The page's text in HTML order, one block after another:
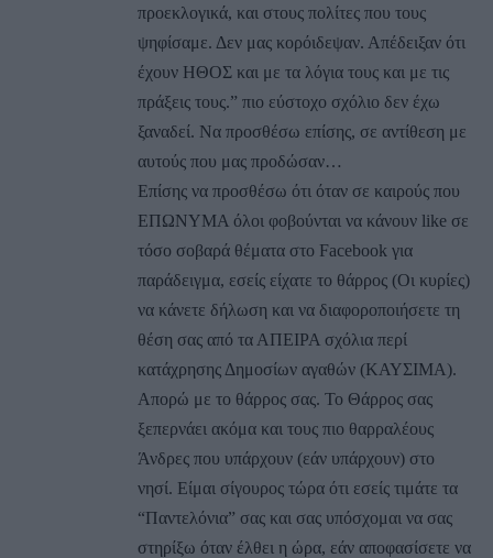
προεκλογικά, και στους πολίτες που τους
ψηφίσαμε. Δεν μας κορόιδεψαν. Απέδειξαν ότι
έχουν ΗΘΟΣ και με τα λόγια τους και με τις
πράξεις τους.” πιο εύστοχο σχόλιο δεν έχω
ξαναδεί. Να προσθέσω επίσης, σε αντίθεση με
αυτούς που μας προδώσαν…
Επίσης να προσθέσω ότι όταν σε καιρούς που
ΕΠΩΝΥΜΑ όλοι φοβούνται να κάνουν like σε
τόσο σοβαρά θέματα στο Facebook για
παράδειγμα, εσείς είχατε το θάρρος (Οι κυρίες)
να κάνετε δήλωση και να διαφοροποιήσετε τη
θέση σας από τα ΑΠΕΙΡΑ σχόλια περί
κατάχρησης Δημοσίων αγαθών (ΚΑΥΣΙΜΑ).
Απορώ με το θάρρος σας. Το Θάρρος σας
ξεπερνάει ακόμα και τους πιο θαρραλέους
Άνδρες που υπάρχουν (εάν υπάρχουν) στο
νησί. Είμαι σίγουρος τώρα ότι εσείς τιμάτε τα
“Παντελόνια” σας και σας υπόσχομαι να σας
στηρίξω όταν έλθει η ώρα, εάν αποφασίσετε να